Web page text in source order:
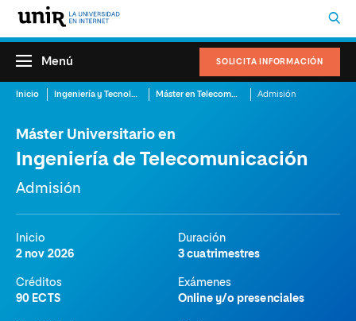
SOLICITA INFORMACIÓN
Menú
Inicio Ingeniería y Tecnología Máster en Telecomunicaciones Admisión
Máster Universitario en
Ingeniería de Telecomunicación
Admisión
Inicio
2 nov 2026
Duración
3 cuatrimestres
Créditos
90 ECTS
Exámenes
Online y/o presenciales